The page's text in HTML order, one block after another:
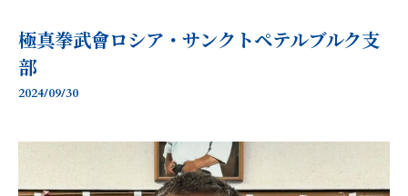
極真拳武會ロシア・サンクトペテルブルク支
部
2024/09/30